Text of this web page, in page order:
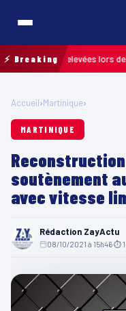
⚡ Breakingrelevées lors des
Accueil›Martinique›
MARTINIQUE
Reconstruction
soutènement
avec vitesse
Rédaction ZayActu
08/10/2021 à 15h46⏱ 1